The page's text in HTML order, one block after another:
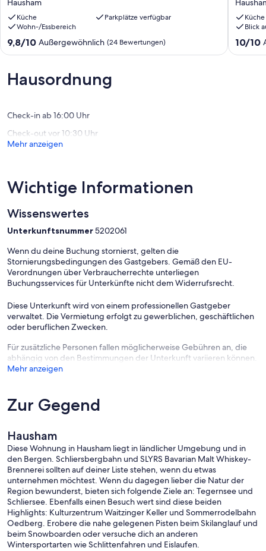
geschmackvoll
eingerichtete
Wohnung
mit
Südbalkon
Hausham
Küche
Parkplätze verfügbar
Wohn-/Essbereich
9.8
von
Außergewöhnlich,
(24
9,8/10 Außergewöhnlich (24 Bewertungen)
m.
zw.
Küche
Blick
10.0
von
10/10
Hausordnung
Check-in ab 16:00 Uhr
Check-out vor 10:30 Uhr
Mehr anzeigen
Wichtige Informationen
Wissenswertes
Unterkunftsnummer5202061
Wenn du deine Buchung stornierst, gelten die
Stornierungsbedingungen des Gastgebers. Gemäß den EU-
Verordnungen über Verbraucherrechte unterliegen
Buchungsservices für Unterkünfte nicht dem Widerrufsrecht.
Diese Unterkunft wird von einem professionellen Gastgeber
verwaltet. Die Vermietung erfolgt zu gewerblichen, geschäftlichen
oder beruflichen Zwecken.
Für zusätzliche Personen fallen möglicherweise Gebühren an, die
abhängig von den Bestimmungen der Unterkunft variieren können.
Mehr anzeigen
Zur Gegend
Hausham
Diese Wohnung in Hausham liegt in ländlicher Umgebung und in
den Bergen. Schliersbergbahn und SLYRS Bavarian Malt Whiskey-
Brennerei sollten auf deiner Liste stehen, wenn du etwas
unternehmen möchtest. Wenn du dagegen lieber die Natur der
Region bewunderst, bieten sich folgende Ziele an: Tegernsee und
Schliersee. Ebenfalls einen Besuch wert sind diese beiden
Highlights: Kulturzentrum Waitzinger Keller und Sommerrodelbahn
Oedberg. Erobere die nahe gelegenen Pisten beim Skilanglauf und
beim Snowboarden oder versuche dich an anderen
Wintersportarten wie Schlittenfahren und Eislaufen.